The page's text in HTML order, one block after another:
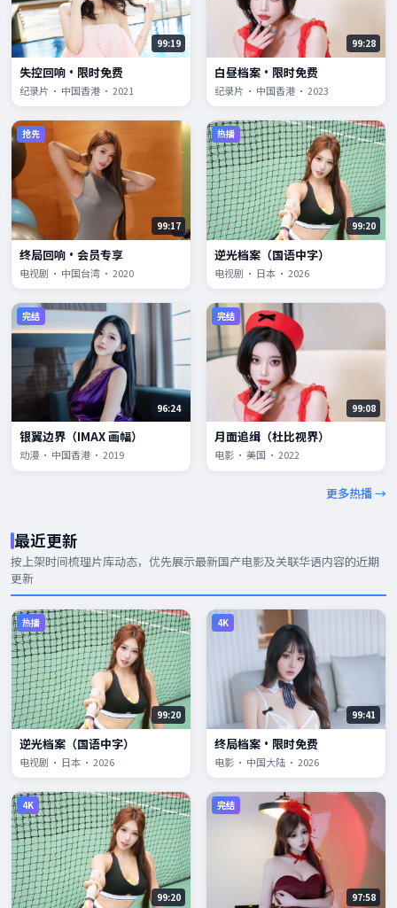
99:19
失控回响·限时免费
纪录片 · 中国香港 · 2021
99:28
白昼档案·限时免费
纪录片 · 中国香港 · 2023
抢先
99:17
终局回响·会员专享
电视剧 · 中国台湾 · 2020
热播
99:20
逆光档案（国语中字）
电视剧 · 日本 · 2026
完结
96:24
银翼边界（IMAX 画幅）
动漫 · 中国香港 · 2019
完结
99:08
月面追缉（杜比视界）
电影 · 美国 · 2022
更多热播 →
最近更新
按上架时间梳理片库动态，优先展示最新国产电影及关联华语内容的近期
更新
热播
99:20
逆光档案（国语中字）
电视剧 · 日本 · 2026
4K
99:41
终局档案·限时免费
电影 · 中国大陆 · 2026
4K
99:20
完结
97:58